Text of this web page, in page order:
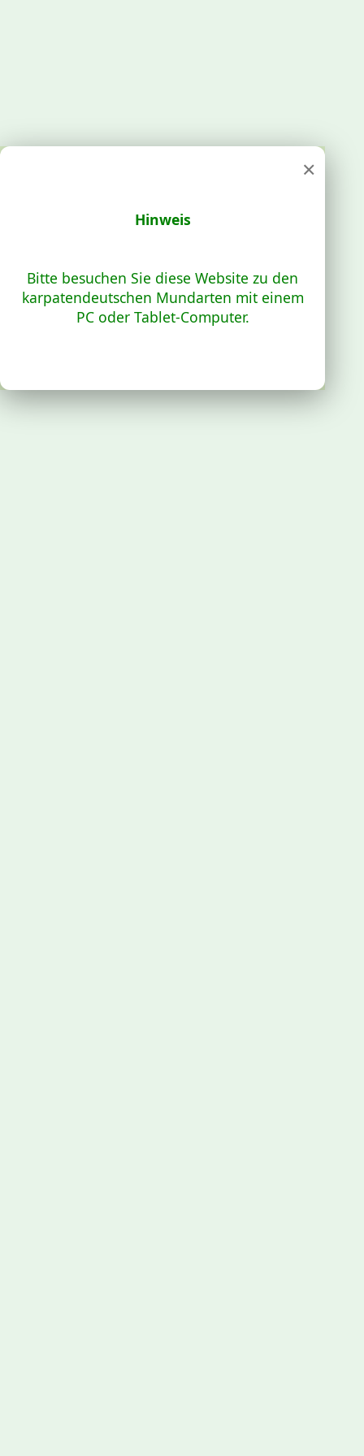
×
Hinweis
Bitte besuchen Sie diese Website zu den
karpatendeutschen Mundarten mit einem
PC oder Tablet-Computer.